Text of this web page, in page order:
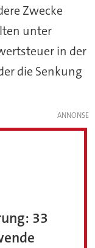
Zwecke
unter
in der
die Senkung
33